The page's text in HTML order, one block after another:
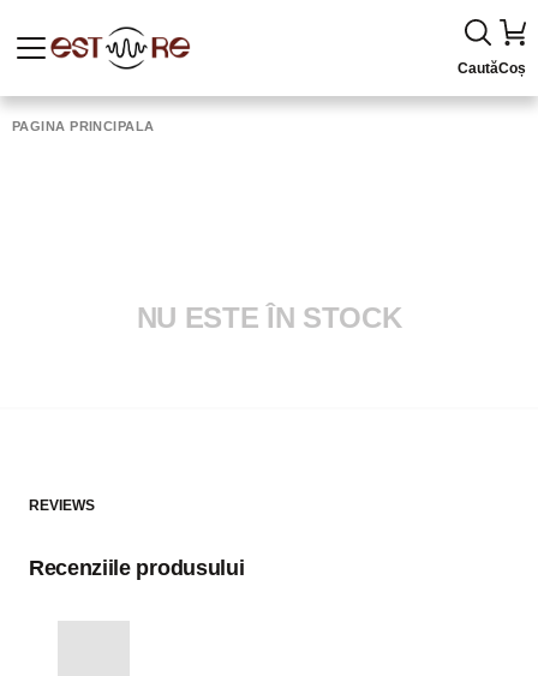
CautăCoș
PAGINA PRINCIPALĂ
NU ESTE ÎN STOCK
REVIEWS
Recenziile produsului